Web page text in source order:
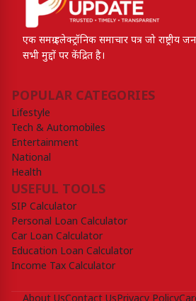
एक समग्र इलेक्ट्रॉनिक समाचार पत्र जो राष्ट्रीय
सभी मुद्दों पर केंद्रित है।
POPULAR CATEGORIES
Lifestyle
Tech & Automobiles
Entertainment
National
Health
USEFUL TOOLS
SIP Calculator
Personal Loan Calculator
Car Loan Calculator
Education Loan Calculator
Income Tax Calculator